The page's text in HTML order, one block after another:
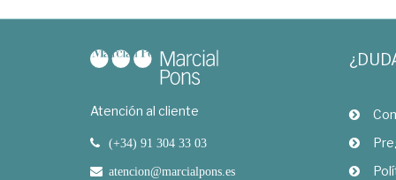
Atención al cliente
(+34) 91 304 33 03
atencion@marcialpons.es